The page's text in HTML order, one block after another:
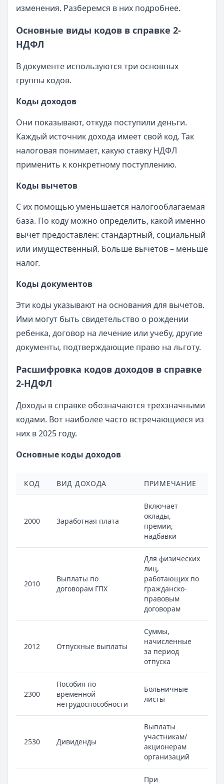
изменения. Разберемся в них подробнее.
Основные виды кодов в справке 2-
НДФЛ
В документе используются три основных
группы кодов.
Коды доходов
Они показывают, откуда поступили деньги.
Каждый источник дохода имеет свой код. Так
налоговая понимает, какую ставку НДФЛ
применить к конкретному поступлению.
Коды вычетов
С их помощью уменьшается налогооблагаемая
база. По коду можно определить, какой именно
вычет предоставлен: стандартный, социальный
или имущественный. Больше вычетов – меньше
налог.
Коды документов
Эти коды указывают на основания для вычетов.
Ими могут быть свидетельство о рождении
ребенка, договор на лечение или учебу, другие
документы, подтверждающие право на льготу.
Расшифровка кодов доходов в справке
2-НДФЛ
Доходы в справке обозначаются трехзначными
кодами. Вот наиболее часто встречающиеся из
них в 2025 году.
Основные коды доходов
КОД ВИД ДОХОДА ПРИМЕЧАНИЕ
2000 Заработная плата
Включает
оклады,
премии,
надбавки
2010
Выплаты по
договорам ГПХ
Для физических
лиц,
работающих по
гражданско-
правовым
договорам
2012 Отпускные выплаты
Суммы,
начисленные
за период
отпуска
2300
Пособия по
временной
нетрудоспособности
Больничные
листы
2530 Дивиденды
Выплаты
участникам/
акционерам
организаций
При